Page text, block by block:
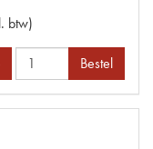
btw)
Bestel